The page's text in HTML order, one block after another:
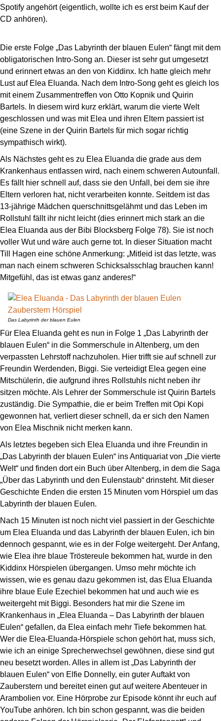
Spotify angehört (eigentlich, wollte ich es erst beim Kauf der
CD anhören).
Die erste Folge „Das Labyrinth der blauen Eulen“ fängt mit dem
obligatorischen Intro-Song an. Dieser ist sehr gut umgesetzt
und erinnert etwas an den von Kiddinx. Ich hatte gleich mehr
Lust auf Elea Eluanda. Nach dem Intro-Song geht es gleich los
mit einem Zusammentreffen von Otto Kopnik und Quirin
Bartels. In diesem wird kurz erklärt, warum die vierte Welt
geschlossen und was mit Elea und ihren Eltern passiert ist
(eine Szene in der Quirin Bartels für mich sogar richtig
sympathisch wirkt).
Als Nächstes geht es zu Elea Eluanda die grade aus dem
Krankenhaus entlassen wird, nach einem schweren Autounfall.
Es fällt hier schnell auf, dass sie den Unfall, bei dem sie ihre
Eltern verloren hat, nicht verarbeiten konnte. Seitdem ist das
13-jährige Mädchen querschnittsgelähmt und das Leben im
Rollstuhl fällt ihr nicht leicht (dies erinnert mich stark an die
Elea Eluanda aus der Bibi Blocksberg Folge 78). Sie ist noch
voller Wut und wäre auch gerne tot. In dieser Situation macht
Till Hagen eine schöne Anmerkung: „Mitleid ist das letzte, was
man nach einem schweren Schicksalsschlag brauchen kann!
Mitgefühl, das ist etwas ganz anderes!“
Das Labyrinth der blauen Eulen
Für Elea Eluanda geht es nun in Folge 1 „Das Labyrinth der
blauen Eulen“ in die Sommerschule in Altenberg, um den
verpassten Lehrstoff nachzuholen. Hier trifft sie auf schnell zur
Freundin Werdenden, Biggi. Sie verteidigt Elea gegen eine
Mitschülerin, die aufgrund ihres Rollstuhls nicht neben ihr
sitzen möchte. Als Lehrer der Sommerschule ist Quirin Bartels
zuständig. Die Sympathie, die er beim Treffen mit Opi Kopi
gewonnen hat, verliert dieser schnell, da er sich den Namen
von Elea Mischnik nicht merken kann.
Als letztes begeben sich Elea Eluanda und ihre Freundin in
„Das Labyrinth der blauen Eulen“ ins Antiquariat von „Die vierte
Welt“ und finden dort ein Buch über Altenberg, in dem die Saga
„Über das Labyrinth und den Eulenstaub“ drinsteht. Mit dieser
Geschichte Enden die ersten 15 Minuten vom Hörspiel um das
Labyrinth der blauen Eulen.
Nach 15 Minuten ist noch nicht viel passiert in der Geschichte
um Elea Eluanda und das Labyrinth der blauen Eulen, ich bin
dennoch gespannt, wie es in der Folge weitergeht. Der Anfang,
wie Elea ihre blaue Tröstereule bekommen hat, wurde in den
Kiddinx Hörspielen übergangen. Umso mehr möchte ich
wissen, wie es genau dazu gekommen ist, das Elua Eluanda
ihre blaue Eule Ezechiel bekommen hat und auch wie es
weitergeht mit Biggi. Besonders hat mir die Szene im
Krankenhaus in „Elea Eluanda – Das Labyrinth der blauen
Eulen“ gefallen, da Elea einfach mehr Tiefe bekommen hat.
Wer die Elea-Eluanda-Hörspiele schon gehört hat, muss sich,
wie ich an einige Sprecherwechsel gewöhnen, diese sind gut
neu besetzt worden. Alles in allem ist „Das Labyrinth der
blauen Eulen“ von Elfie Donnelly, ein guter Auftakt von
Zauberstern und bereitet einen gut auf weitere Abenteuer in
Arambolien vor. Eine Hörprobe zur Episode könnt ihr euch auf
YouTube anhören. Ich bin schon gespannt, was die beiden